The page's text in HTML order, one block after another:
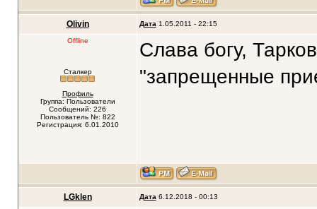
Olivin Дата 1.05.2011 - 22:15
Offline
Сталкер
Профиль
Группа: Пользователи
Сообщений: 226
Пользователь №: 822
Регистрация: 6.01.2010
Слава богу,
"запрещенные
LGklen Дата 6.12.2018 - 00:13